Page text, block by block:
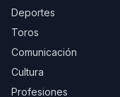
Deportes
Toros
Comunicación
Cultura
Profesiones